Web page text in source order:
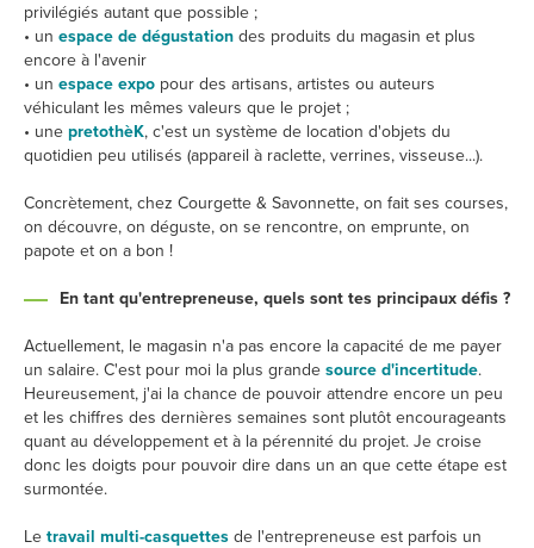
privilégiés autant que possible ;
• un espace de dégustation des produits du magasin et plus
encore à l'avenir
• un espace expo pour des artisans, artistes ou auteurs
véhiculant les mêmes valeurs que le projet ;
• une pretothèK, c'est un système de location d'objets du
quotidien peu utilisés (appareil à raclette, verrines, visseuse...).
Concrètement, chez Courgette & Savonnette, on fait ses courses,
on découvre, on déguste, on se rencontre, on emprunte, on
papote et on a bon !
En tant qu'entrepreneuse, quels sont tes principaux défis ?
Actuellement, le magasin n'a pas encore la capacité de me payer
un salaire. C'est pour moi la plus grande source d'incertitude.
Heureusement, j'ai la chance de pouvoir attendre encore un peu
et les chiffres des dernières semaines sont plutôt encourageants
quant au développement et à la pérennité du projet. Je croise
donc les doigts pour pouvoir dire dans un an que cette étape est
surmontée.
Le travail multi-casquettes de l'entrepreneuse est parfois un